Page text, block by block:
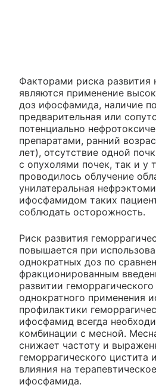
Факторами риска развития
являются применение
доз ифосфамида, наличие
предварительная или
потенциально
препаратами, ранний
лет), отсутствие одной
с опухолями почек, так и у
проводилось облучение
унилатеральная
ифосфамидом таких
соблюдать осторожность.
Риск развития
повышается при
однократных доз по
фракционированным
развитии
однократного применения
профилактики
ифосфамид всегда
комбинации с месной.
снижает частоту и
геморрагического цистита
влияния на
ифосфамида.